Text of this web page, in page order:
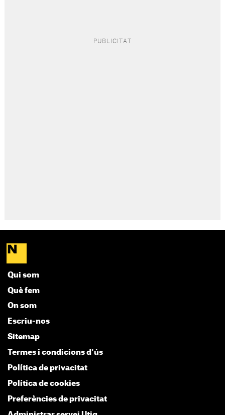
Qui som
Què fem
On som
Escriu-nos
Sitemap
Termes i condicions d'ús
Política de privacitat
Política de cookies
Preferències de privacitat